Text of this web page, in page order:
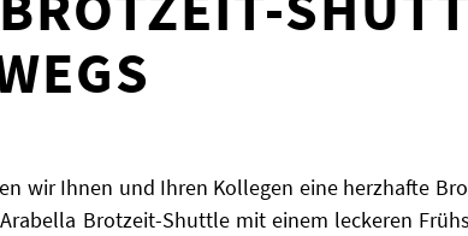
wir Ihnen und Ihren Kollegen eine herzhafte
Brotzeit-Shuttle mit einem leckeren